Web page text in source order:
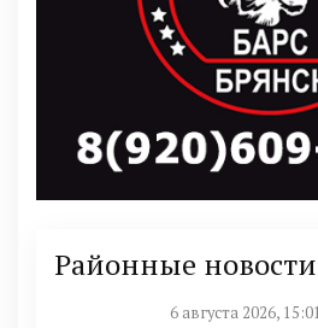
Районные новости
6 августа 2026, 15:01